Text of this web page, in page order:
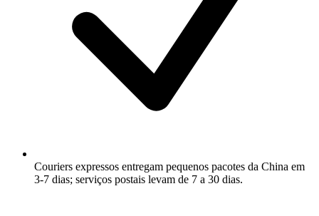
Couriers expressos entregam pequenos pacotes da China em
3-7 dias; serviços postais levam de 7 a 30 dias.